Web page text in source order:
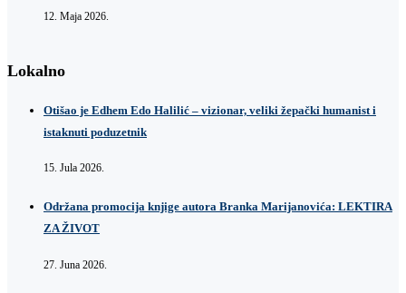
12. Maja 2026.
Lokalno
Otišao je Edhem Edo Halilić – vizionar, veliki žepački humanist i
istaknuti poduzetnik
15. Jula 2026.
Održana promocija knjige autora Branka Marijanovića: LEKTIRA
ZA ŽIVOT
27. Juna 2026.